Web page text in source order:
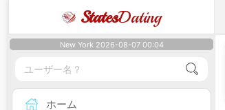
StatesDating
New York 2026-08-07 00:04
ホーム